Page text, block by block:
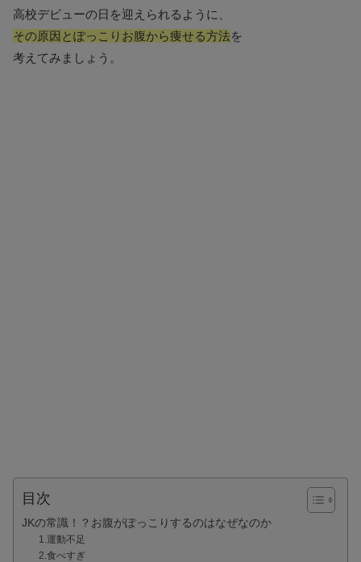
高校デビューの日を迎えられるように、
その原因とぽっこりお腹から痩せる方法を
考えてみましょう。
目次
JKの常識！？お腹がぽっこりするのはなぜなのか
1.運動不足
2.食べすぎ